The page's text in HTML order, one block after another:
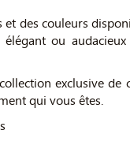
des couleurs
ou
exclusive
qui vous êtes.